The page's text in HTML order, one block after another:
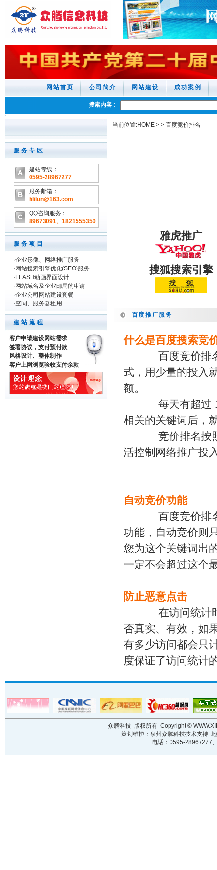
网站首页 公司简介 网站建设 成功案例
搜索内容 :
服务专区
建站专线：
0595-28967277
服务邮箱：
hlilun@163.com
QQ咨询服务：
89673091、1821555350
服务项目
·企业形像、网络推广服务
· 网站搜索引擎优化(SEO)服务
· FLASH动画界面设计
· 网站域名及企业邮局的申请
·企业公司网站建设套餐
·空间、服务器租用
建站流程
客户申请建设网站需求
签署协议，支付预付款
风格设计、整体制作
客户上网浏览验收支付余款
当前位置:HOME > > 百度竞价排名
雅虎推广
搜狐搜索引擎
百度推广服务
什么是百度搜索竞
百度竞价排名是
式，用少量的投入
额。
每天有超过 1 亿
相关的关键词后，
竞价排名按照给
活控制网络推广投
自动竞价功能
百度竞价排名不
功能，自动竞价则
您为这个关键词出
一定不会超过这个
防止恶意点击
在访问统计时百
否真实、有效，如
有多少访问都会只
度保证了访问统计
众腾科技 版权所有 Copyright ©
策划维护：泉州众腾科技技术支持
电话：0595-28967277